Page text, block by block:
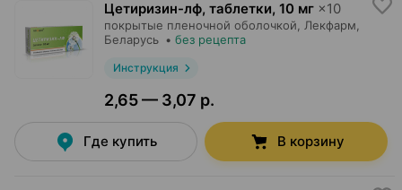
Цетиризин-лф, таблетки, 10 мг ×10
покрытые пленочной оболочкой, Лекфарм
Беларусь • без рецепта
Инструкция
2,65 — 3,07 р.
Где купить В корзину